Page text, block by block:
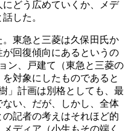
どう広めていくか、メデ
した。
東急と三菱は久保田氏か
回復傾向にあるというの
ン、戸建て（東急と三菱の
対象にしたものであると
」計画は別格としても、最
い、だが、しかし、全体
記者の考えはそれほど的
ディア（小生もその端く